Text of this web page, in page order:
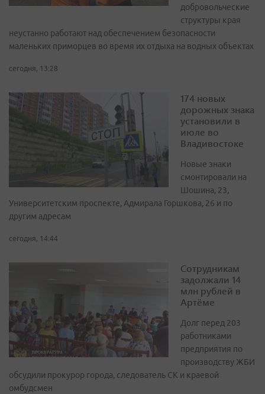
добровольческие
структуры края
неустанно работают над обеспечением безопасности
маленьких приморцев во время их отдыха на водных объектах
сегодня, 13:28
174 новых
дорожных знака
установили в
июле во
Владивостоке
Новые знаки
смонтировали на
Шошина, 23,
Университетским проспекте, Адмирала Горшкова, 26 и по
другим адресам
сегодня, 14:44
Сотрудникам
задолжали 14
млн рублей в
Артёме
Долг перед 203
работниками
предприятия по
производству ЖБИ
обсудили прокурор города, следователь СК и краевой
омбудсмен